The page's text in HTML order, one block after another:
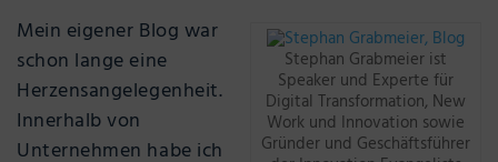
Stephan Grabmeier ist
Speaker und Experte für
Digital Transformation, New
Work und Innovation sowie
Gründer und Geschäftsführer
Mein eigener Blog war
schon lange eine
Herzensangelegenheit.
Innerhalb von
Unternehmen habe ich